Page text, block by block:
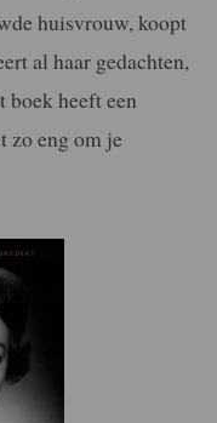
huisvrouw, koopt
al haar gedachten,
boek heeft een
zo eng om je